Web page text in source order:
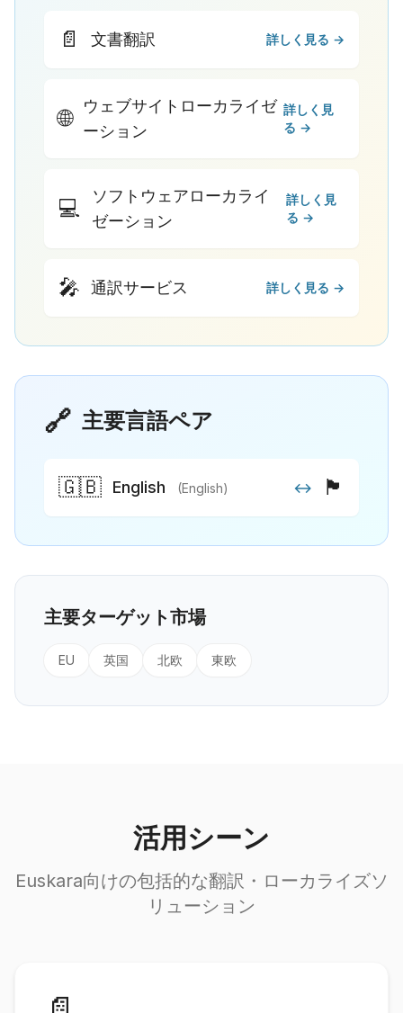
📄 文書翻訳 詳しく見る →
🌐
ウェブサイトローカライゼ
ーション
詳しく見
る →
💻
ソフトウェアローカライ
ゼーション
詳しく見
る →
🎤 通訳サービス 詳しく見る →
🔗 主要言語ペア
🇬🇧 English (English) ↔ 🏴
主要ターゲット市場
EU 英国 北欧 東欧
活用シーン
Euskara向けの包括的な翻訳・ローカライズソ
リューション